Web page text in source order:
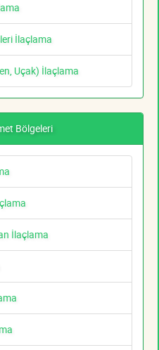
İlaçlama
Uçak) İlaçlama
Bölgeleri
İlaçlama